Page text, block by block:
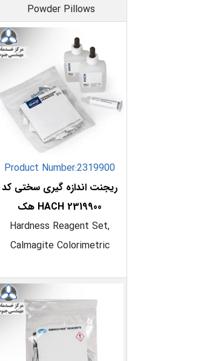
Powder Pillows
Product Number:2319900
ریجنت اندازه گیری سختی کد
2319900 HACH هک
Hardness Reagent Set,
Calmagite Colorimetric